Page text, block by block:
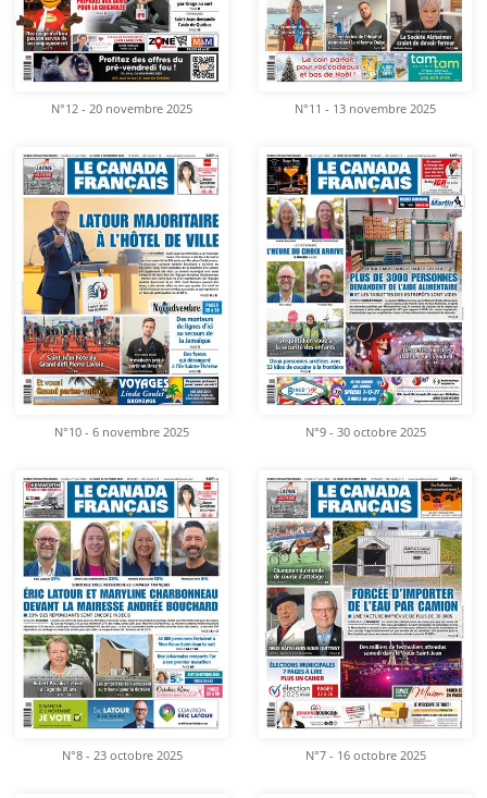
N°12 - 20 novembre 2025 N°11 - 13 novembre 2025
N°10 - 6 novembre 2025 N°9 - 30 octobre 2025
N°8 - 23 octobre 2025 N°7 - 16 octobre 2025